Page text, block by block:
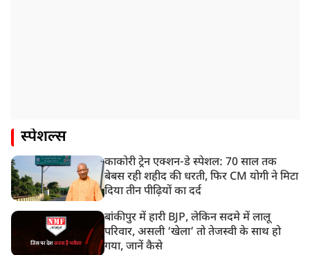
स्पेशल्स
काकोरी ट्रेन एक्शन-डे स्पेशल: 70 साल तक
बेबस रही शहीद की धरती, फिर CM योगी ने मिटा
दिया तीन पीढ़ियों का दर्द
बांकीपुर में हारी BJP, लेकिन सदमे में लालू
परिवार, असली ‘खेला’ तो तेजस्वी के साथ हो
गया, जानें कैसे